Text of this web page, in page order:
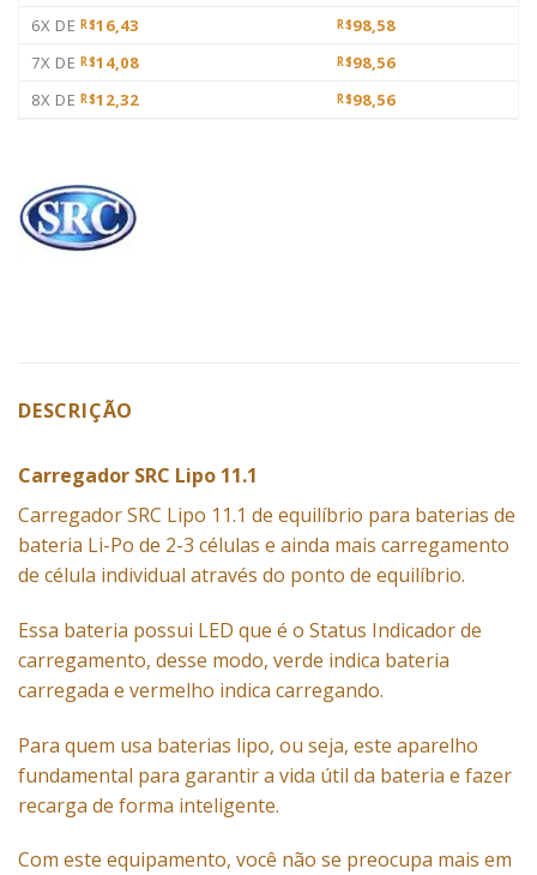
6X DE R$16,43 R$98,58
7X DE R$14,08 R$98,56
8X DE R$12,32 R$98,56
DESCRIÇÃO
Carregador SRC Lipo 11.1
CarregadorSRC Lipo 11.1 de equilíbrio para baterias de
bateria Li-Po de 2-3 células e ainda mais carregamento
de célula individual através do ponto de equilíbrio.
Essa bateria possui LED que é o Status Indicador de
carregamento, desse modo, verde indica bateria
carregada e vermelho indica carregando.
Para quem usa baterias lipo, ou seja, este aparelho
fundamental para garantir a vida útil da bateria e fazer
recarga de forma inteligente.
Com este equipamento, você não se preocupa mais em